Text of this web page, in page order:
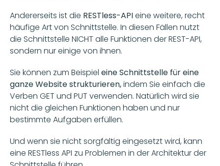
Andererseits ist die RESTless-API eine weitere, recht
häufige Art von Schnittstelle. In diesen Fällen nutzt
die Schnittstelle NICHT alle Funktionen der REST-API,
sondern nur einige von ihnen.
Sie können zum Beispiel eine Schnittstelle für eine
ganze Website strukturieren, indem Sie einfach die
Verben GET und PUT verwenden. Natürlich wird sie
nicht die gleichen Funktionen haben und nur
bestimmte Aufgaben erfüllen.
Und wenn sie nicht sorgfältig eingesetzt wird, kann
eine RESTless API zu Problemen in der Architektur der